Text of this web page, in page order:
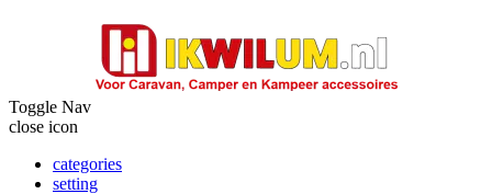
Toggle Nav
close icon
categories
setting